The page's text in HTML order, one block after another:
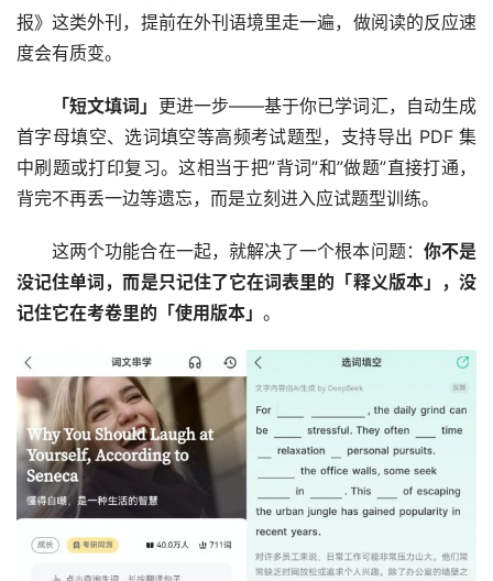
报》这类外刊，提前在外刊语境里走一遍，做阅读的反应速
度会有质变。
「短文填词」 更进一步——基于你已学词汇，自动生成
首字母填空、选词填空等高频考试题型，支持导出 PDF 集
中刷题或打印复习。这相当于把”背词”和”做题”直接打通，
背完不再丢一边等遗忘，而是立刻进入应试题型训练。
这两个功能合在一起，就解决了一个根本问题： 你不是
没记住单词，而是只记住了它在词表里的「释义版本」，没
记住它在考卷里的「使用版本」 。